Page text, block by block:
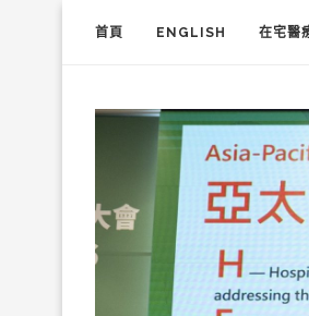
首頁 ENGLISH 在宅醫